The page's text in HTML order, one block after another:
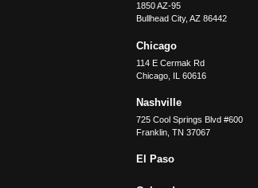
1850 AZ-95
Bullhead City,AZ 86442
Chicago
114 E Cermak Rd
Chicago IL 60616
Nashville
725 Cool Springs Blvd #600
Franklin ,TN 37067
El Paso